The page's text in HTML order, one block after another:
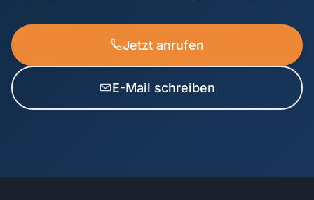
Jetzt anrufen
E-Mail schreiben